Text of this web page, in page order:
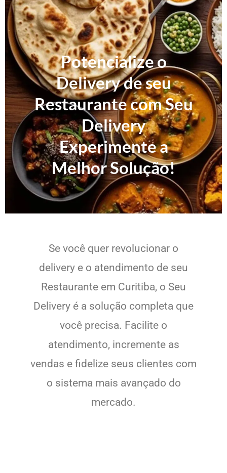
Potencialize o
Delivery de seu
Restaurante com Seu
Delivery
Experimente a
Melhor Solução!
Se você quer revolucionar o
delivery e o atendimento de seu
Restaurante em Curitiba, o Seu
Delivery é a solução completa que
você precisa. Facilite o
atendimento, incremente as
vendas e fidelize seus clientes com
o sistema mais avançado do
mercado.